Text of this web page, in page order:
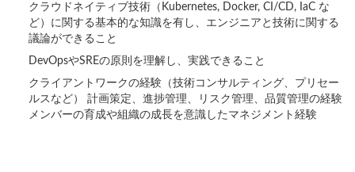
クラウドネイティブ技術（Kubernetes, Docker, CI/CD, IaC な
ど）に関する基本的な知識を有し、エンジニアと技術に関する
議論ができること
DevOpsやSREの原則を理解し、実践できること
クライアントワークの経験（技術コンサルティング、プリセー
ルスなど） 計画策定、進捗管理、リスク管理、品質管理の経験
メンバーの育成や組織の成長を意識したマネジメント経験